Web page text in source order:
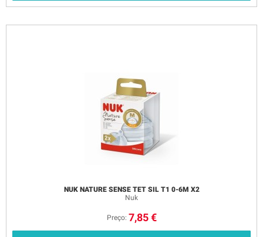
NUK NATURE SENSE TET SIL T1 0-6M X2
Nuk
Preço: 7,85 €